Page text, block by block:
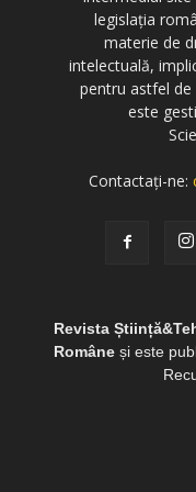
legislația
materie de
intelectuală,
pentru astfel de
este
Contactați-ne:
Revista
Româneși este